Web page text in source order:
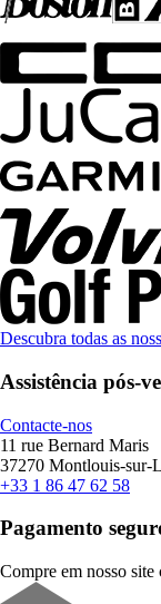
Descubra todas as
Assistência pós-
Contacte-nos
11 rue Bernard Maris
37270 Montlouis-sur-
+33 1 86 47 62 58
Pagamento
Compre em nosso